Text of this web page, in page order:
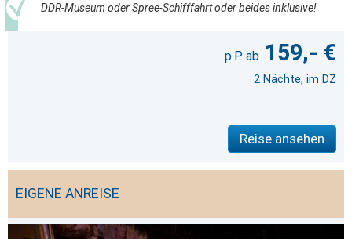
DDR-Museum oder Spree-Schifffahrt oder beides inklusive!
159,- €
2 Nächte, im DZ
Reise ansehen
EIGENE ANREISE